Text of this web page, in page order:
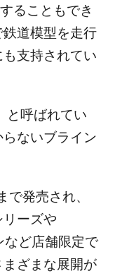
ることもでき
道模型を走行
支持されてい
と呼ばれてい
ないブライン
発売され、
ーズや
など店舗限定で
ざまな展開が